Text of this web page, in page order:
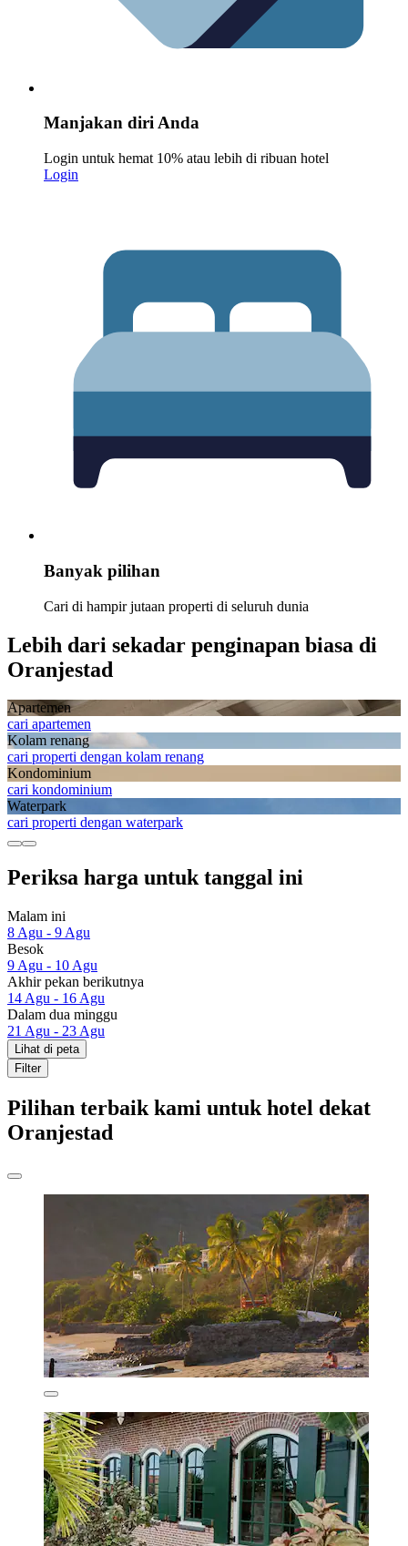
Manjakan diri Anda
Login untuk hemat 10% atau lebih di ribuan hotel
Login
Banyak pilihan
Cari di hampir jutaan properti di seluruh dunia
Lebih dari sekadar penginapan biasa di
Oranjestad
Apartemen
cari apartemen
Kolam renang
cari properti dengan kolam renang
Kondominium
cari kondominium
Waterpark
cari properti dengan waterpark
Periksa harga untuk tanggal ini
Malam ini
8 Agu - 9 Agu
Besok
9 Agu - 10 Agu
Akhir pekan berikutnya
14 Agu - 16 Agu
Dalam dua minggu
21 Agu - 23 Agu
Lihat di peta
Filter
Pilihan terbaik kami untuk hotel dekat
Oranjestad